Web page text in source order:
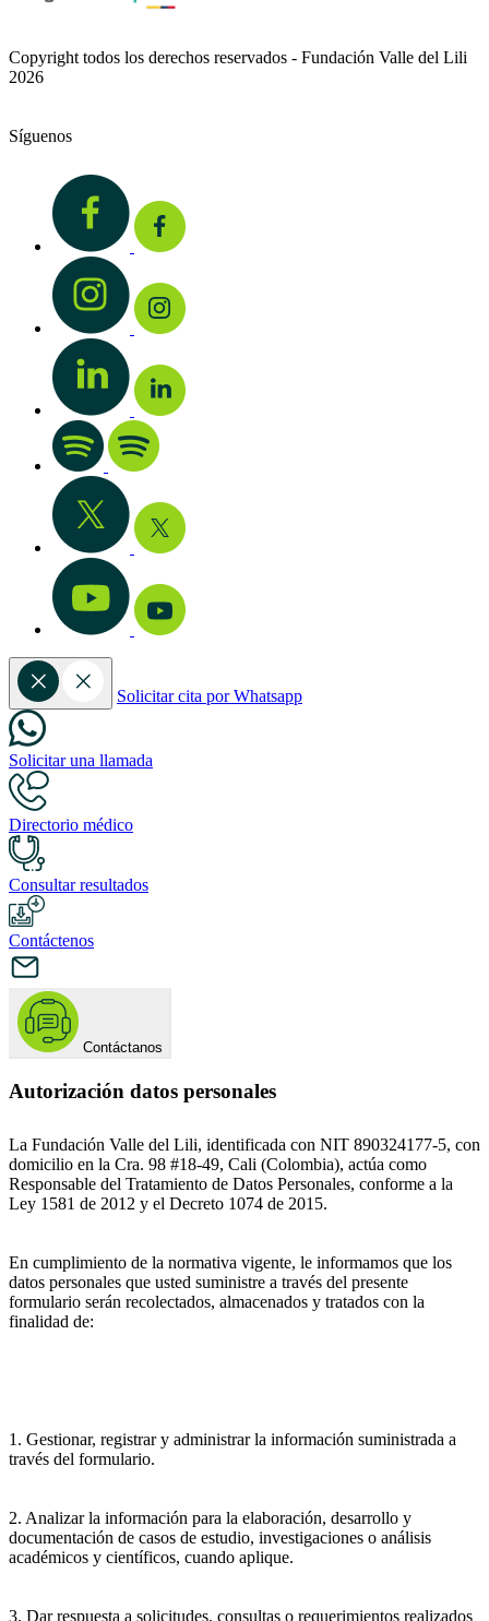
Copyright todos los derechos reservados - Fundación Valle del Lili
2026
Síguenos
Solicitar cita por Whatsapp
Solicitar una llamada
Directorio médico
Consultar resultados
Contáctenos
Contáctanos
Autorización datos personales
La Fundación Valle del Lili, identificada con NIT 890324177-5, con
domicilio en la Cra. 98 #18-49, Cali (Colombia), actúa como
Responsable del Tratamiento de Datos Personales, conforme a la
Ley 1581 de 2012 y el Decreto 1074 de 2015.
En cumplimiento de la normativa vigente, le informamos que los
datos personales que usted suministre a través del presente
formulario serán recolectados, almacenados y tratados con la
finalidad de:
1. Gestionar, registrar y administrar la información suministrada a
través del formulario.
2. Analizar la información para la elaboración, desarrollo y
documentación de casos de estudio, investigaciones o análisis
académicos y científicos, cuando aplique.
3. Dar respuesta a solicitudes, consultas o requerimientos realizados